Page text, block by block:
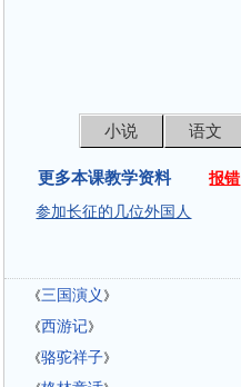
小说 语文
更多本课教学资料报错
参加长征的几位外国人
《三国演义 》
《西游记》
《骆驼祥子》